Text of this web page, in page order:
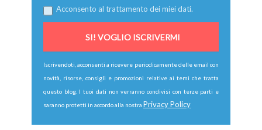
Acconsento al trattamento dei miei dati.
Iscrivendoti, acconsenti a ricevere periodicamente delle email con
novità, risorse, consigli e promozioni relative ai temi che tratta
questo blog. I tuoi dati non verranno condivisi con terze parti e
saranno protetti in accordo alla nostra Privacy Policy